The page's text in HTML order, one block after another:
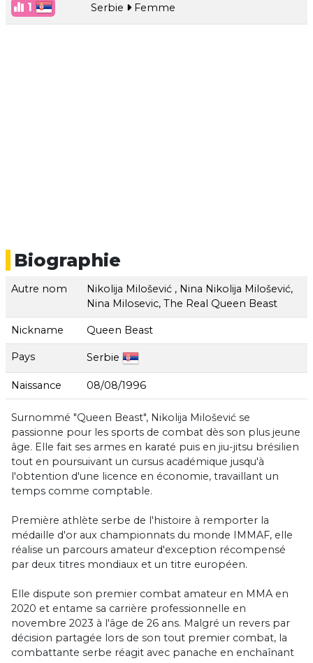
1 Serbie Femme
Biographie
Autre nom
Nikolija Milošević , Nina Nikolija Milošević,
Nina Milosevic, The Real Queen Beast
Nickname Queen Beast
Pays Serbie
Naissance 08/08/1996
Surnommé "Queen Beast", Nikolija Milošević se
passionne pour les sports de combat dès son plus jeune
âge. Elle fait ses armes en karaté puis en jiu-jitsu brésilien
tout en poursuivant un cursus académique jusqu'à
l'obtention d'une licence en économie, travaillant un
temps comme comptable.
Première athlète serbe de l'histoire à remporter la
médaille d'or aux championnats du monde IMMAF, elle
réalise un parcours amateur d'exception récompensé
par deux titres mondiaux et un titre européen.
Elle dispute son premier combat amateur en MMA en
2020 et entame sa carrière professionnelle en
novembre 2023 à l'âge de 26 ans. Malgré un revers par
décision partagée lors de son tout premier combat, la
combattante serbe réagit avec panache en enchaînant